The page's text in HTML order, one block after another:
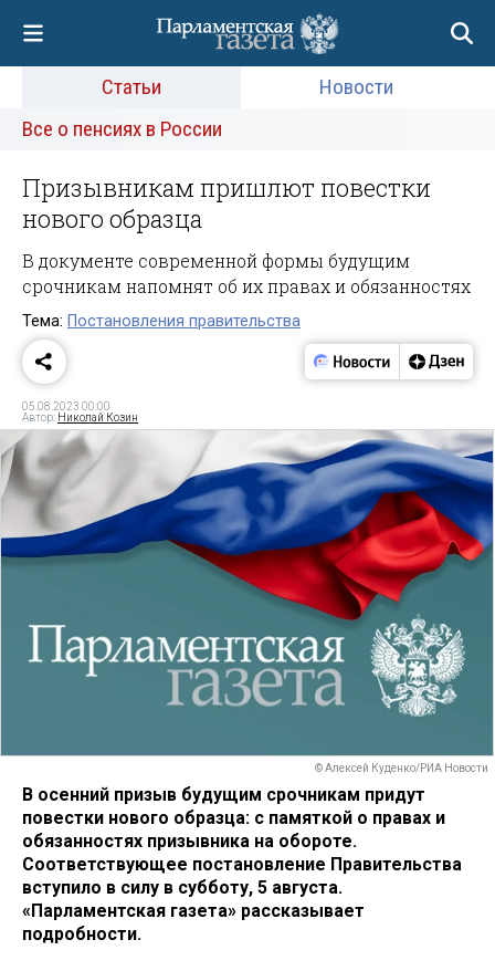
Статьи
Новости
Все о пенсиях в России
Призывникам пришлют повестки
нового образца
В документе современной формы будущим
срочникам напомнят об их правах и обязанностях
Тема: Постановления правительства
05.08.2023 00:00
Автор: Николай Козин
© Алексей Куденко/РИА Новости
В осенний призыв будущим срочникам придут
повестки нового образца: с памяткой о правах и
обязанностях призывника на обороте.
Соответствующее постановление Правительства
вступило в силу в субботу, 5 августа.
«Парламентская газета» рассказывает
подробности.